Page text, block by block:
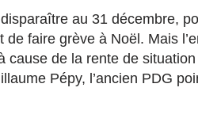
au 31 décembre,
de faire grève à Noël. Mais
cause de la rente de
Pépy, l’ancien PDG